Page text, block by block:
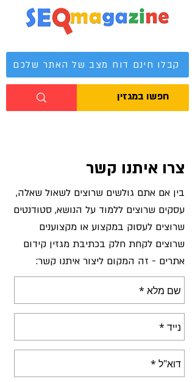
מגזין קידום אתרים
קבלו חינם דוח מצב של האתר שלכם
צרו איתנו קשר
בין אם אתם גולשים שרוצים לשאול שאלה,
עסקים שרוצים ללמוד על הנושא, סטודנטים
שרוצים לעסוק במקצוע או מקצוענים
שרוצים לקחת חלק בכתיבת מגזין קידום
אתרים - זה המקום ליצור איתנו קשר: